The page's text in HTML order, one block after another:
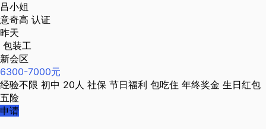
吕小姐
意奇高 认证
昨天
包装工
新会区
6300-7000元
经验不限 初中 20人 社保 节日福利 包吃住 年终奖金 生日红包
五险
申请